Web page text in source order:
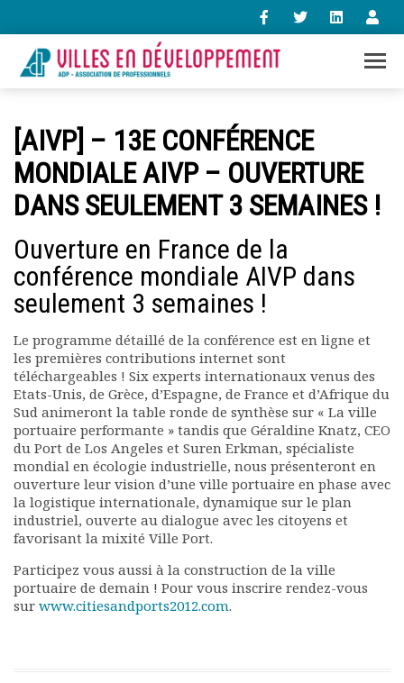
contact@villes-developpement.org
Accueil
Qui sommes-nous ?
Présentation vidéo
Le bureau
Statuts de l’association
Calendrier des activités
Assemblées générales
Comptes rendus mensuels
Rapports moraux
Rapports financiers
Nous rejoindre
Le bulletin
Présentation du bulletin
Comité de rédaction
Bulletins Villes en
développement
Kiosk
Ressources
[AIVP] – 13E CONFÉRENCE
MONDIALE AIVP – OUVERTURE
DANS SEULEMENT 3 SEMAINES !
Ouverture en France de la
conférence mondiale AIVP dans
seulement 3 semaines !
Le programme détaillé de la conférence est en ligne et
les premières contributions internet sont
téléchargeables ! Six experts internationaux venus des
Etats-Unis, de Grèce, d’Espagne, de France et d’Afrique du
Sud animeront la table ronde de synthèse sur « La ville
portuaire performante » tandis que Géraldine Knatz, CEO
du Port de Los Angeles et Suren Erkman, spécialiste
mondial en écologie industrielle, nous présenteront en
ouverture leur vision d’une ville portuaire en phase avec
la logistique internationale, dynamique sur le plan
industriel, ouverte au dialogue avec les citoyens et
favorisant la mixité Ville Port.
Participez vous aussi à la construction de la ville
portuaire de demain ! Pour vous inscrire rendez-vous
sur www.citiesandports2012.com.